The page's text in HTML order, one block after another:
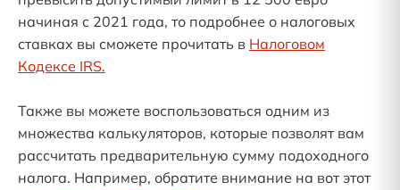
начиная с 2021 года, то подробнее о налоговых
ставках вы сможете прочитать в Налоговом
Кодексе IRS.
Также вы можете воспользоваться одним из
множества калькуляторов, которые позволят вам
рассчитать предварительную сумму подоходного
налога. Например, обратите внимание на вот этот